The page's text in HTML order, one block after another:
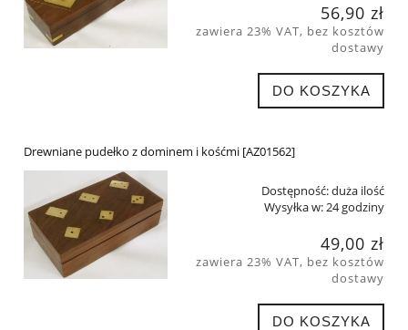
56,90 zł
zawiera 23% VAT, bez kosztów
dostawy
DO KOSZYKA
Drewniane pudełko z dominem i kośćmi [AZ01562]
Dostępność:duża ilość
Wysyłka w:24 godziny
49,00 zł
zawiera 23% VAT, bez kosztów
dostawy
DO KOSZYKA